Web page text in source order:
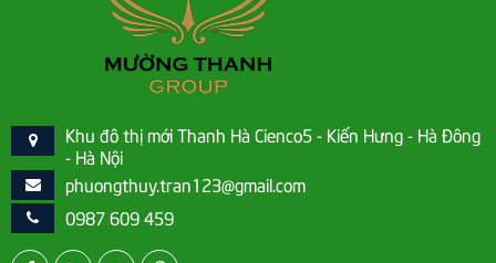
Khu đô thị mới Thanh Hà Cienco5 - Kiến Hưng - Hà Đông
- Hà Nội
phuongthuy.tran123@gmail.com
0987 609 459